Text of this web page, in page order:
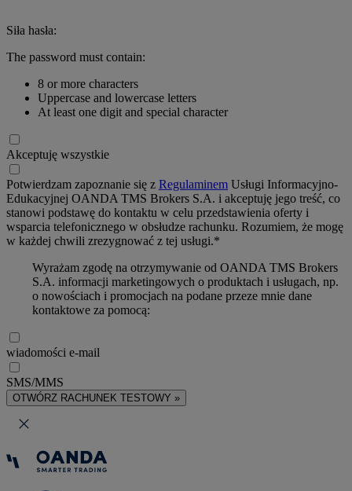
Siła hasła:
The password must contain:
8 or more characters
Uppercase and lowercase letters
At least one digit and special character
Akceptuję wszystkie
Potwierdzam zapoznanie się z Regulaminem Usługi Informacyjno-
Edukacyjnej OANDA TMS Brokers S.A. i akceptuję jego treść, co
stanowi podstawę do kontaktu w celu przedstawienia oferty i
wsparcia telefonicznego w obsłudze rachunku. Rozumiem, że mogę
w każdej chwili zrezygnować z tej usługi.*
Wyrażam zgodę na otrzymywanie od OANDA TMS Brokers
S.A. informacji marketingowych o produktach i usługach, np.
o nowościach i promocjach na podane przeze mnie dane
kontaktowe za pomocą:
wiadomości e-mail
SMS/MMS
OTWÓRZ RACHUNEK TESTOWY »